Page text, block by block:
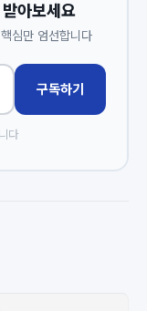
아보세요
심만 엄선합니다
구독하기
다